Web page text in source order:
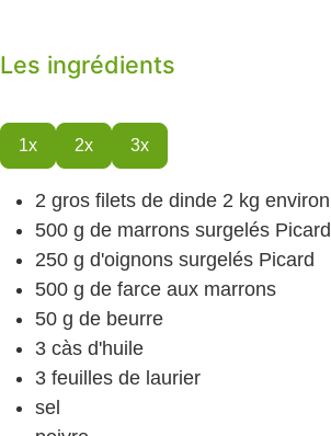
Les ingrédients
1x 2x 3x
2 gros filets de dinde 2 kg environ
500 g de marrons surgelés Picard
250 g d'oignons surgelés Picard
500 g de farce aux marrons
50 g de beurre
3 càs d'huile
3 feuilles de laurier
sel